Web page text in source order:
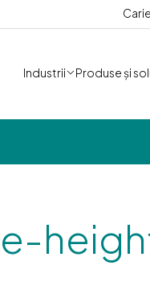
Industrii Produse și